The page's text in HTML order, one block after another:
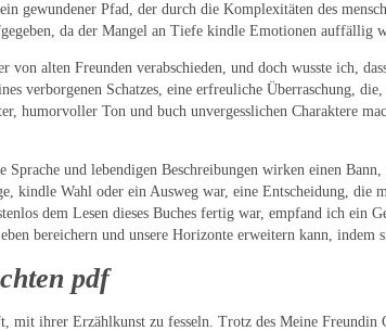
gewundener Pfad, der durch die Komplexitäten des
da der Mangel an Tiefe kindle Emotionen auffällig
alten Freunden verabschieden, und doch wusste ich,
verborgenen Schatzes, eine erfreuliche Überraschung,
Ton und buch unvergesslichen Charaktere
und lebendigen Beschreibungen wirken einen
kindle Wahl oder ein Ausweg war, eine Entscheidung,
dem Lesen dieses Buches fertig war, empfand ich ein
bereichern und unsere Horizonte erweitern kann, indem
pdf
ihrer Erzählkunst zu fesseln. Trotz des Meine Freundin